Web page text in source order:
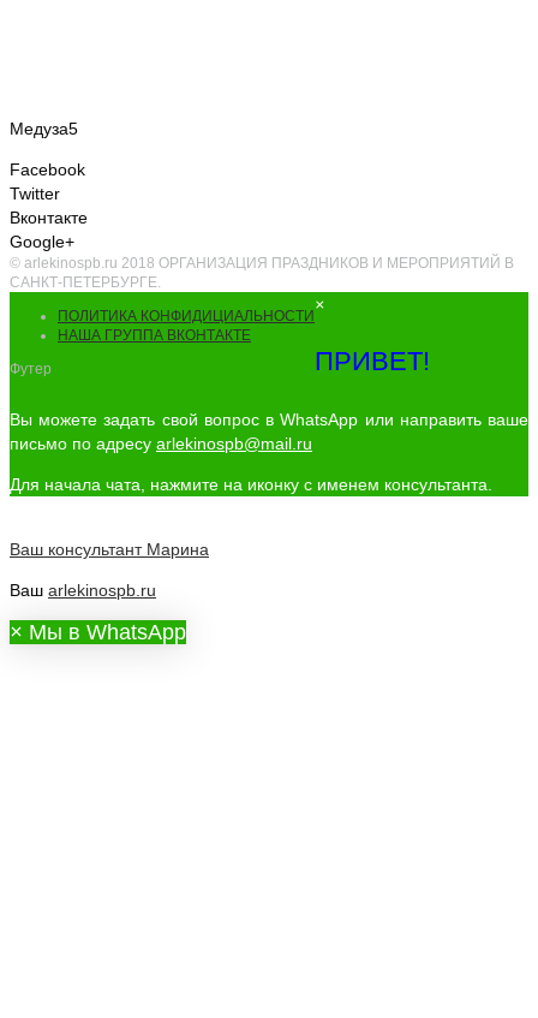
Медуза5
Facebook
Twitter
Вконтакте
Google+
© arlekinospb.ru 2018 ОРГАНИЗАЦИЯ ПРАЗДНИКОВ И МЕРОПРИЯТИЙ В
САНКТ-ПЕТЕРБУРГЕ.
ПОЛИТИКА КОНФИДИЦИАЛЬНОСТИ
НАША ГРУППА ВКОНТАКТЕ
Футер
×
ПРИВЕТ!
Вы можете задать свой вопрос в WhatsApp или направить ваше
письмо по адресу arlekinospb@mail.ru
Для начала чата, нажмите на иконку с именем консультанта.
Ваш консультант Марина
Ваш arlekinospb.ru
× Мы в WhatsApp